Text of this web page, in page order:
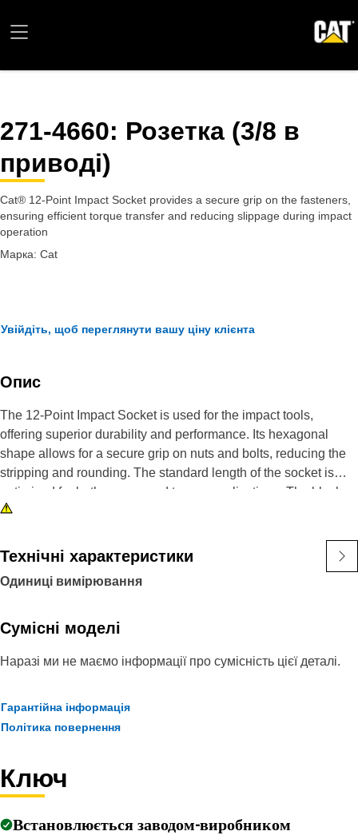
271-4660: Розетка (3/8 в
приводі)
Cat® 12-Point Impact Socket provides a secure grip on the fasteners,
ensuring efficient torque transfer and reducing slippage during impact
operation
Марка: Cat
Увійдіть, щоб переглянути вашу ціну клієнта
Опис
The 12-Point Impact Socket is used for the impact tools,
offering superior durability and performance. Its hexagonal
shape allows for a secure grip on nuts and bolts, reducing the
stripping and rounding. The standard length of the socket is
optimized for both access and torque applications. The black
oxide finish enhances resistance to corrosion and wear,
high-torque impact applications.
Attributes:
impact tools.
• Used to handle high-torque applications without deformation.
• Provides excellent gripping power for reliable fastening.
wrenches to handle hexagonal fasteners on equipment
components, ensuring efficient maintenance and assembly
operations.
Технічні характеристики
Одиниці вимірювання
Сумісні моделі
Наразі ми не маємо інформації про сумісність цієї деталі.
Гарантійна інформація
Політика повернення
Ключ
Встановлюється заводом-виробником